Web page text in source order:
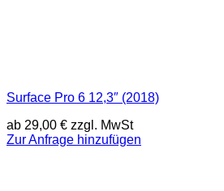
Surface Pro 6 12,3″ (2018)
ab 29,00 € zzgl. MwSt
Zur Anfrage hinzufügen